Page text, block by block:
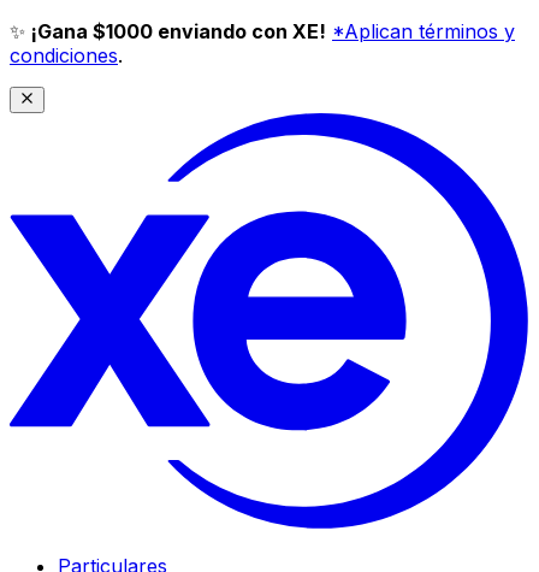
✨ ¡Gana $1000 enviando con XE! *Aplican términos y
condiciones.
Particulares